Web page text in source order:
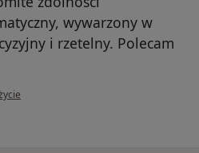
wywarzony w
i rzetelny. Polecam
Hanna